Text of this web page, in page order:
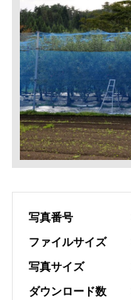
写真番号
ファイルサイズ
写真サイズ
ダウンロード数